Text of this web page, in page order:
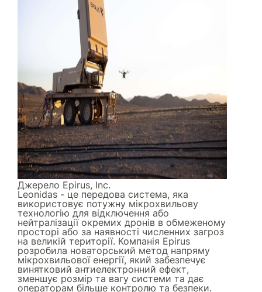
Джерело Epirus, Inc.
Leonidas - це передова система, яка
використовує потужну мікрохвильову
технологію для відключення або
нейтралізації окремих дронів в обмеженому
просторі або за наявності численних загроз
на великій території. Компанія Epirus
розробила новаторський метод напряму
мікрохвильової енергії, який забезпечує
винятковий антиелектронний ефект,
зменшує розмір та вагу системи та дає
операторам більше контролю та безпеки.